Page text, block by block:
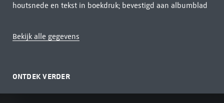
houtsnede en tekst in boekdruk; bevestigd aan albumblad
Bekijk alle gegevens
ONTDEK VERDER